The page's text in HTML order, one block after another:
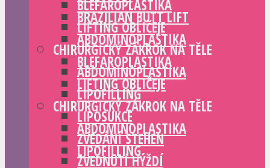
BLEFAROPLASTIKA
LIFTING OBLIČEJE
CHIRURGICKÝ ZÁKROK NA TĚLE
ABDOMINOPLASTIKA
LIPOFILLING
LIPOSUKCE
ZVEDÁNÍ STEHEN
ZVEDNUTÍ HÝŽDÍ
BRAZILIAN BUTT LIFT
ABDOMINOPLASTIKA
BLEFAROPLASTIKA
LIFTING OBLIČEJE
CHIRURGICKÝ ZÁKROK NA TĚLE
ABDOMINOPLASTIKA
LIPOFILLING